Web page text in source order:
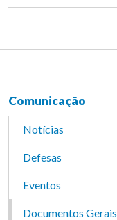
Comunicação
Notícias
Defesas
Eventos
Documentos Gerais